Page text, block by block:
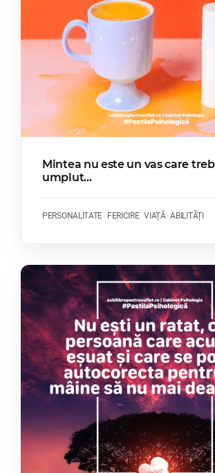
Mintea nu este un vas care
umplut...
PERSONALITATE FERICIRE VIAȚĂ ABILITĂȚI